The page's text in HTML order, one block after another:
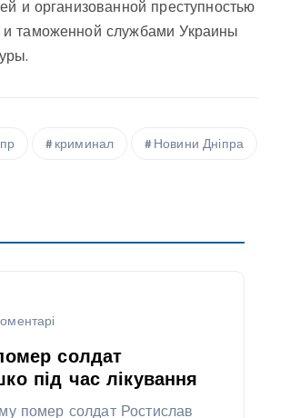
и организованной преступностью
и таможенной службами Украины
криминал Новини Дніпра
солдат
під час лікування
помер солдат Ростислав